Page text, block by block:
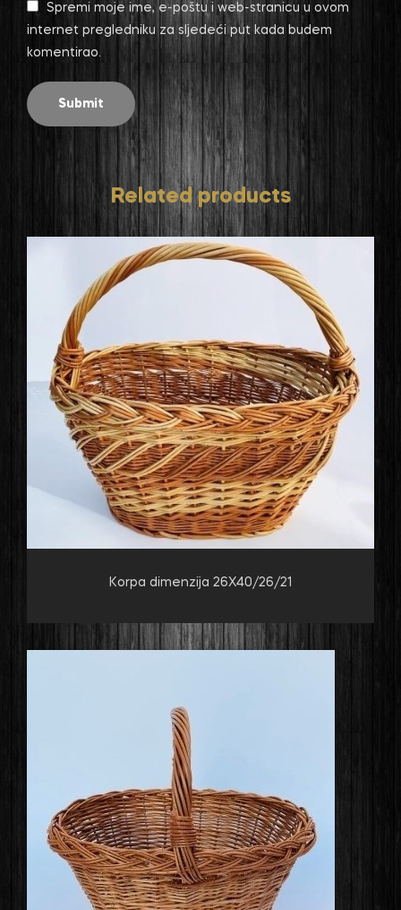
Spremi moje ime, e-poštu i web-stranicu u ovom
internet pregledniku za sljedeći put kada budem
komentirao.
Related products
Korpa dimenzija 26X40/26/21